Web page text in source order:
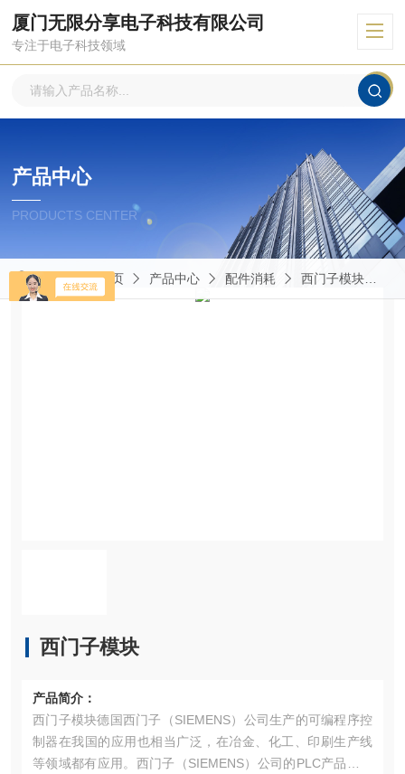
厦门无限分享电子科技有限公司
专注于电子科技领域
产品中心
PRODUCTS CENTER
当前位置：首页 产品中心 配件消耗 西门子模块
西门子模块
产品简介：
西门子模块德国西门子（SIEMENS）公司生产的可编程序控
制器在我国的应用也相当广泛，在冶金、化工、印刷生产线
等领域都有应用。西门子（SIEMENS）公司的PLC产品包括